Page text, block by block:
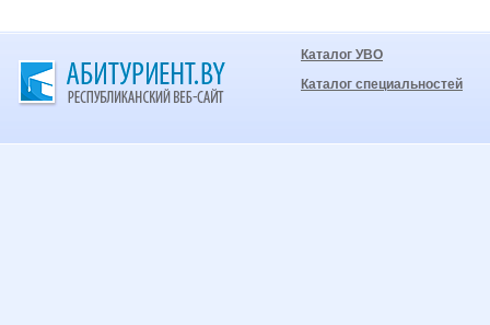
Каталог УВО
Каталог специальностей